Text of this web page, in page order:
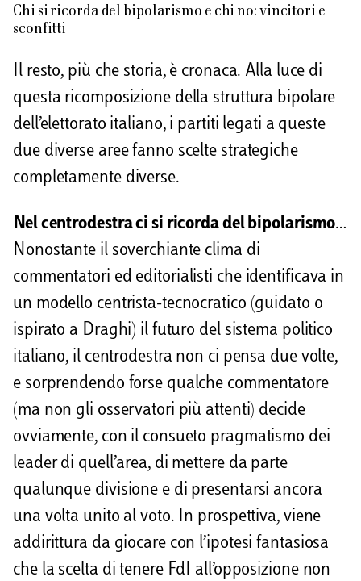
Chi si ricorda del bipolarismo e chi no: vincitori e
sconfitti
Il resto, più che storia, è cronaca. Alla luce di
questa ricomposizione della struttura bipolare
dell’elettorato italiano, i partiti legati a queste
due diverse aree fanno scelte strategiche
completamente diverse.
Nel centrodestra ci si ricorda del bipolarismo…
Nonostante il soverchiante clima di
commentatori ed editorialisti che identificava in
un modello centrista-tecnocratico (guidato o
ispirato a Draghi) il futuro del sistema politico
italiano, il centrodestra non ci pensa due volte,
e sorprendendo forse qualche commentatore
(ma non gli osservatori più attenti) decide
ovviamente, con il consueto pragmatismo dei
leader di quell’area, di mettere da parte
qualunque divisione e di presentarsi ancora
una volta unito al voto. In prospettiva, viene
addirittura da giocare con l’ipotesi fantasiosa
che la scelta di tenere FdI all’opposizione non